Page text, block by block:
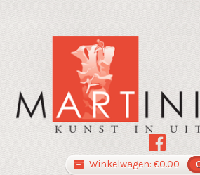
Winkelwagen: €0.00